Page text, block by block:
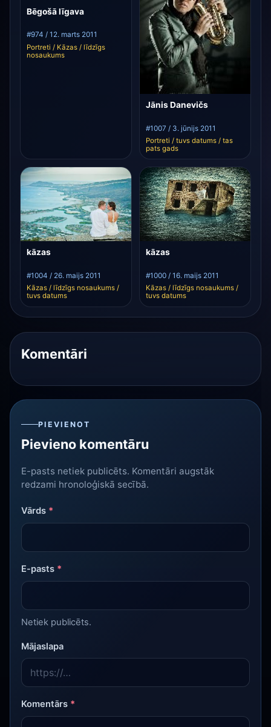
Bēgošā līgava
#974 / 12. marts 2011
Portreti / Kāzas / līdzīgs
nosaukums
Jānis Danevičs
#1007 / 3. jūnijs 2011
Portreti / tuvs datums / tas
pats gads
kāzas
#1004 / 26. maijs 2011
Kāzas / līdzīgs nosaukums /
tuvs datums
kāzas
#1000 / 16. maijs 2011
Kāzas / līdzīgs nosaukums /
tuvs datums
Komentāri
PIEVIENOT
Pievieno komentāru
E-pasts netiek publicēts. Komentāri augstāk
redzami hronoloģiskā secībā.
Vārds *
E-pasts *
Netiek publicēts.
Mājaslapa
Komentārs *